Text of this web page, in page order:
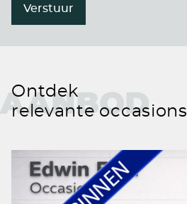
Verstuur
AANBOD
Ontdek
relevante occasions